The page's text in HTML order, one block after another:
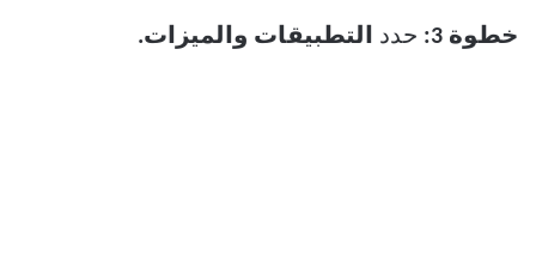
خطوة 3: حدد التطبيقات والميزات.